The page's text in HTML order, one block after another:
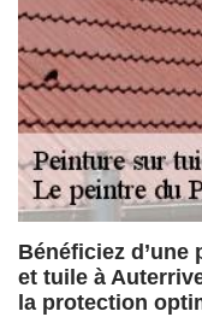
Bénéficiez
et tuile à
la protection